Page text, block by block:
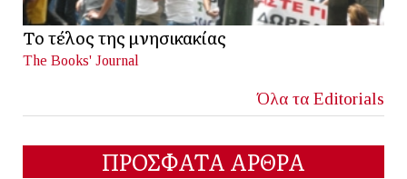
Το τέλος της μνησικακίας
The Books' Journal
Όλα τα Editorials
ΠΡΟΣΦΑΤΑ ΑΡΘΡΑ